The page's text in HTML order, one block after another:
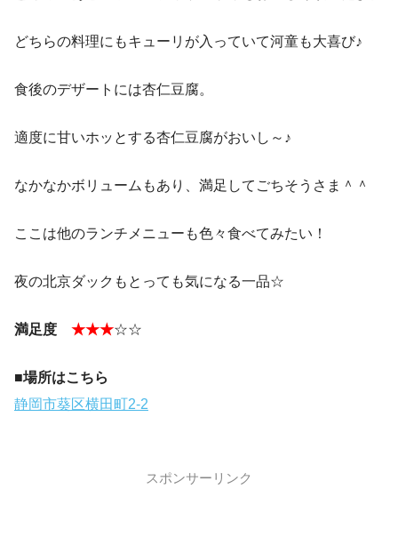
どちらの料理にもキューリが入っていて河童も大喜び♪
食後のデザートには杏仁豆腐。
適度に甘いホッとする杏仁豆腐がおいし～♪
なかなかボリュームもあり、満足してごちそうさま＾＾
ここは他のランチメニューも色々食べてみたい！
夜の北京ダックもとっても気になる一品☆
満足度 ★★★☆☆
■場所はこちら
静岡市葵区横田町2-2
スポンサーリンク